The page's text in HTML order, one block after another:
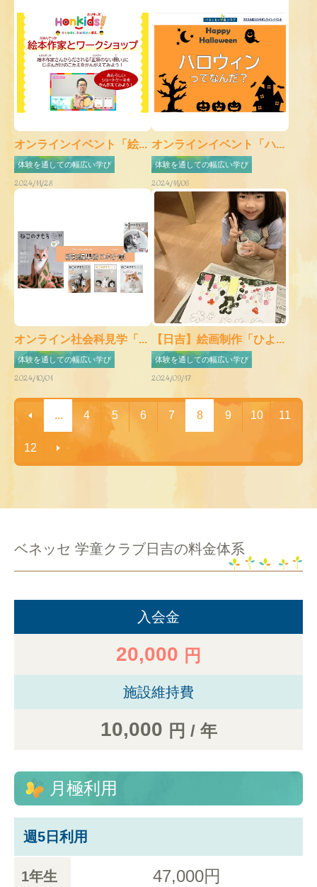
オンラインイベント「絵...
体験を通しての幅広い学び
2024/11/28
オンラインイベント「ハ...
体験を通しての幅広い学び
2024/11/06
オンライン社会科見学「...
体験を通しての幅広い学び
2024/10/01
【日吉】絵画制作「ひよ...
体験を通しての幅広い学び
2024/09/17
... 4 5 6 7 8 9 10 11
12
ベネッセ 学童クラブ日吉の料金体系
入会金
20,000 円
施設維持費
10,000 円 / 年
月極利用
週5日利用
1年生 47,000円